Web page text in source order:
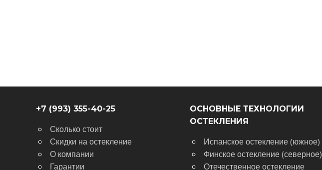
+7 (993) 355-40-25
Сколько стоит
Скидки на остекление
О компании
Гарантии
ОСНОВНЫЕ ТЕХНОЛОГИИ
ОСТЕКЛЕНИЯ
Испанское остекление (южное)
Финское остекление (северное)
Отечественное остекление